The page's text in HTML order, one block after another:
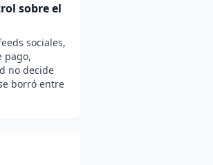
sobre el
sociales,
pago,
no decide
borró entre